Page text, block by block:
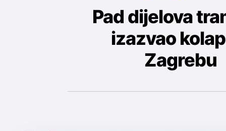
Pad dijelova
izazvao
Zagrebu